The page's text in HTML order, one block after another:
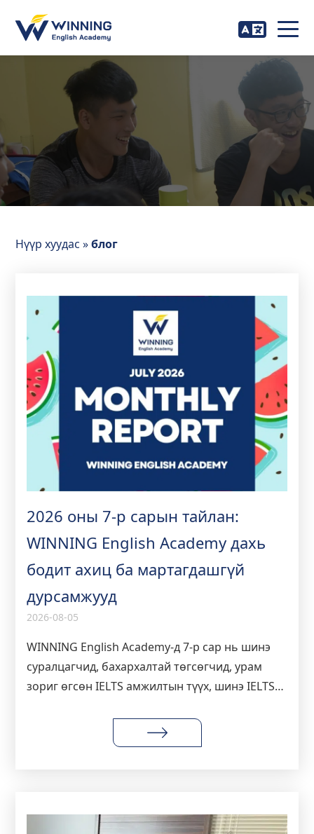
Нүүр хуудас »блог
2026 оны 7-р сарын тайлан:
WINNING English Academy дахь
бодит ахиц ба мартагдашгүй
дурсамжууд
2026-08-05
WINNING English Academy-д 7-р сар нь шинэ
суралцагчид, бахархалтай төгсөгчид, урам
зориг өгсөн IELTS амжилтын түүх, шинэ IELTS
Lyf кампусуудын зуслангийн хөгжилтэй
мөчүүдийг авчирсан.